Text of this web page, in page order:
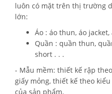
luôn có mặt trên thị trường
lớn:
Áo : áo thun, áo
Quần : quần thun,
short . . .
- Mẫu mềm: thiết kế rập
giấy mỏng, thiết kế theo
của sản phẩm.